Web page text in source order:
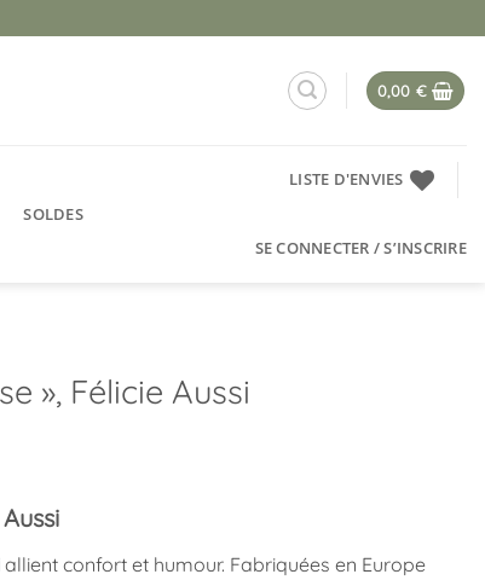
0,00 €
SOLDES
LISTE D'ENVIES
SE CONNECTER / S’INSCRIRE
», Félicie Aussi
allient confort et humour. Fabriquées en Europe